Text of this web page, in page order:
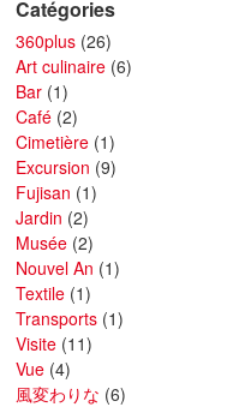
Catégories
360plus (26)
Art culinaire (6)
Bar (1)
Café (2)
Cimetière (1)
Excursion (9)
Fujisan (1)
Jardin (2)
Musée (2)
Nouvel An (1)
Textile (1)
Transports (1)
Visite (11)
Vue (4)
風変わりな (6)